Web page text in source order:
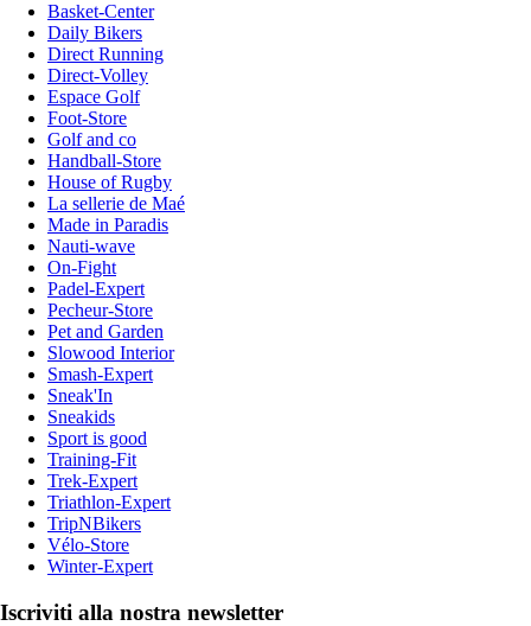
Basket-Center
Daily Bikers
Direct Running
Direct-Volley
Espace Golf
Foot-Store
Golf and co
Handball-Store
House of Rugby
La sellerie de Maé
Made in Paradis
Nauti-wave
On-Fight
Padel-Expert
Pecheur-Store
Pet and Garden
Slowood Interior
Smash-Expert
Sneak'In
Sneakids
Sport is good
Training-Fit
Trek-Expert
Triathlon-Expert
TripNBikers
Vélo-Store
Winter-Expert
Iscriviti alla nostra newsletter